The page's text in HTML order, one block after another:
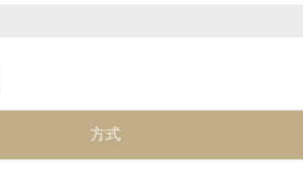
方式